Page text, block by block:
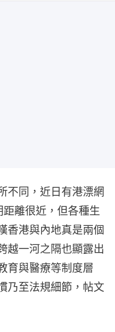
不同，近日有港漂網
離很近，但各種生
香港與內地真是兩個
越一河之隔也顯露出
育與醫療等制度層
乃至法規細節，帖文